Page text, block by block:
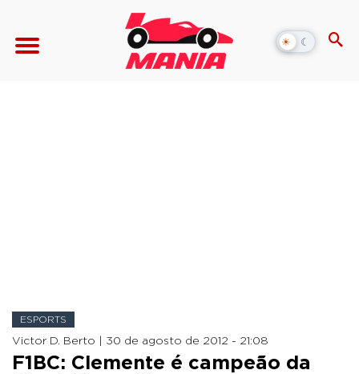
☀ ☾
Alternar
modo
ESPORTS
Victor D. Berto | 30 de agosto de 2012 - 21:08
F1BC: Clemente é campeão da